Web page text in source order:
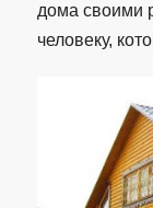
дома своими
человеку,